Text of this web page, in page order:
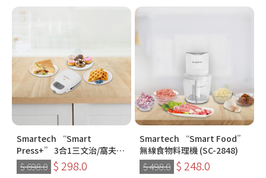
Smartech “Smart
Press+” 3合1三文治/窩夫/
冬甩機 SM-2228
$ 698.0 $ 298.0
Smartech “Smart Food”
無線食物料理機 (SC-2848)
$ 498.0 $ 248.0